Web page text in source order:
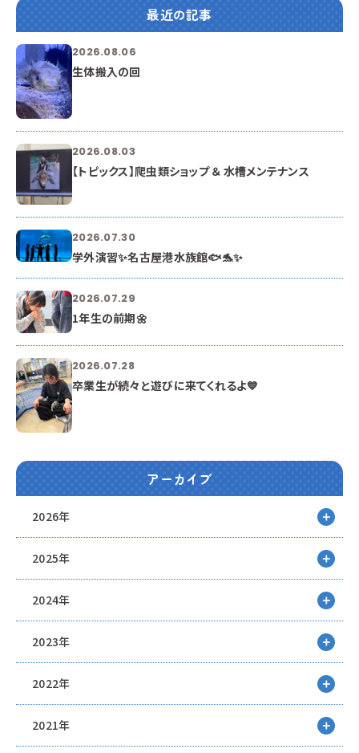
最近の記事
2026.08.06
生体搬入の回
2026.08.03
【トピックス】爬虫類ショップ ＆ 水槽メンテナンス
2026.07.30
学外演習✨名古屋港水族館🐟🐬✨
2026.07.29
1年生の前期🌼
2026.07.28
卒業生が続々と遊びに来てくれるよ💙
アーカイブ
2026年
2025年
2024年
2023年
2022年
2021年